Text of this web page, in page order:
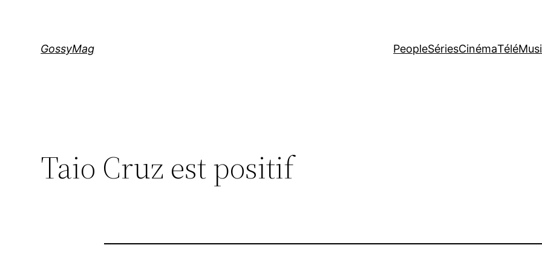
GossyMag PeopleSériesCinémaTélé
Taio Cruz est positif